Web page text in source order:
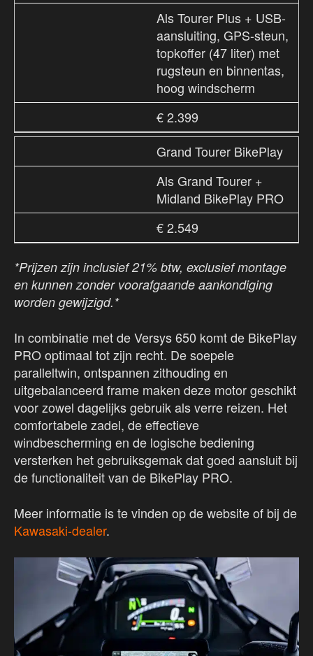
Als Tourer Plus + USB-
aansluiting, GPS-steun,
topkoffer (47 liter) met
rugsteun en binnentas,
hoog windscherm
€ 2.399
Grand Tourer BikePlay
Als Grand Tourer +
Midland BikePlay PRO
€ 2.549
*Prijzen zijn inclusief 21% btw, exclusief montage
en kunnen zonder voorafgaande aankondiging
worden gewijzigd.*
In combinatie met de Versys 650 komt de BikePlay
PRO optimaal tot zijn recht. De soepele
paralleltwin, ontspannen zithouding en
uitgebalanceerd frame maken deze motor geschikt
voor zowel dagelijks gebruik als verre reizen. Het
comfortabele zadel, de effectieve
windbescherming en de logische bediening
versterken het gebruiksgemak dat goed aansluit bij
de functionaliteit van de BikePlay PRO.
Meer informatie is te vinden op de website of bij de
Kawasaki-dealer.